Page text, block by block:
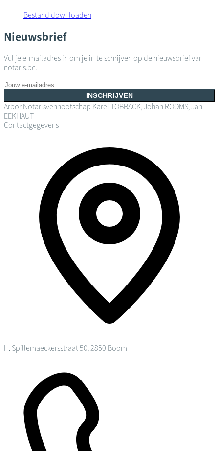
Bestand downloaden
Nieuwsbrief
Vul je e-mailadres in om je in te schrijven op de nieuwsbrief van
notaris.be.
INSCHRIJVEN
Arbor Notarisvennootschap Karel TOBBACK, Johan ROOMS, Jan
EEKHAUT
Contactgegevens
H. Spillemaeckersstraat 50, 2850 Boom